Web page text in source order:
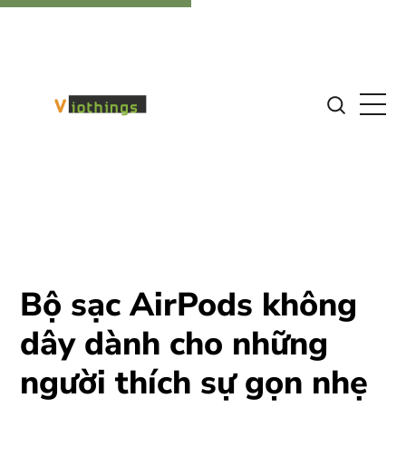
Bộ sạc AirPods không
dây dành cho những
người thích sự gọn nhẹ